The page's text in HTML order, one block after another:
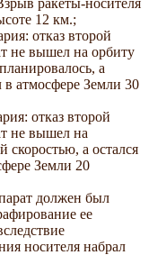
ракеты-носителя
12 км.;
отказ второй
не вышел на орбиту
а
в атмосфере Земли 30
отказ второй
не вышел на
скоростью, а остался
Земли 20
должен был
ее
носителя набрал